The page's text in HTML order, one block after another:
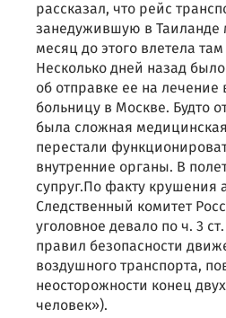
рассказал, что рейс
занедужившую в Таиланде
месяц до этого влетела
Несколько дней назад
об отправке ее на лечение
больницу в Москве. Будто
была сложная
перестали
внутренние органы. В
супруг.По факту крушения
Следственный комитет
уголовное девало по ч. 3
правил безопасности
воздушного транспорта,
неосторожности конец
человек»).